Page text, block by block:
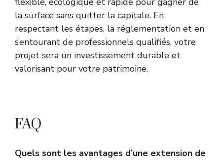
la surface sans quitter la capitale. En
respectant les étapes, la réglementation et en
s’entourant de professionnels qualifiés, votre
projet sera un investissement durable et
valorisant pour votre patrimoine.
FAQ
Quels sont les avantages d’une extension de